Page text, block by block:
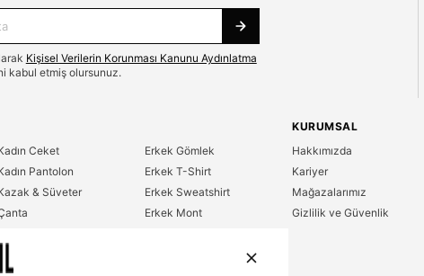
Kişisel Verilerin Korunması Kanunu Aydınlatma
kabul etmiş olursunuz.
Ceket
Pantolon
& Süveter
Erkek Gömlek
Erkek T-Shirt
Erkek Sweatshirt
Erkek Mont
KURUMSAL
Hakkımızda
Kariyer
Mağazalarımız
Gizlilik ve Güvenlik